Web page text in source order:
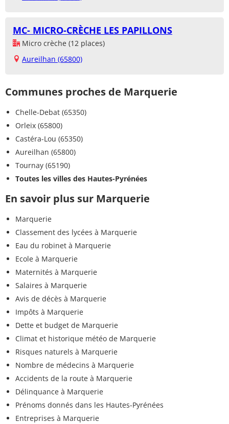
MC- MICRO-CRÈCHE LES PAPILLONS
Micro crèche (12 places)
Aureilhan (65800)
Communes proches de Marquerie
Chelle-Debat (65350)
Orleix (65800)
Castéra-Lou (65350)
Aureilhan (65800)
Tournay (65190)
Toutes les villes des Hautes-Pyrénées
En savoir plus sur Marquerie
Marquerie
Classement des lycées à Marquerie
Eau du robinet à Marquerie
Ecole à Marquerie
Maternités à Marquerie
Salaires à Marquerie
Avis de décès à Marquerie
Impôts à Marquerie
Dette et budget de Marquerie
Climat et historique météo de Marquerie
Risques naturels à Marquerie
Nombre de médecins à Marquerie
Accidents de la route à Marquerie
Délinquance à Marquerie
Prénoms donnés dans les Hautes-Pyrénées
Entreprises à Marquerie